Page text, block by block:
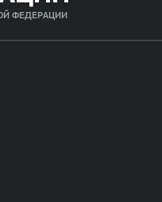
ФЕДЕРАЦИИ